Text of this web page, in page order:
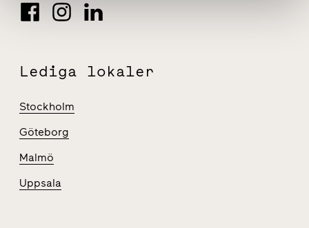
Lediga lokaler
Stockholm
Göteborg
Malmö
Uppsala